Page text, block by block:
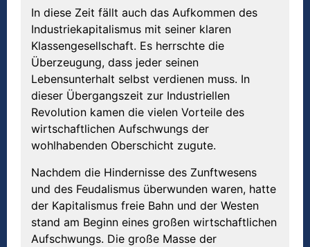
In diese Zeit fällt auch das Aufkommen des
Industriekapitalismus mit seiner klaren
Klassengesellschaft. Es herrschte die
Überzeugung, dass jeder seinen
Lebensunterhalt selbst verdienen muss. In
dieser Übergangszeit zur Industriellen
Revolution kamen die vielen Vorteile des
wirtschaftlichen Aufschwungs der
wohlhabenden Oberschicht zugute.
Nachdem die Hindernisse des Zunftwesens
und des Feudalismus überwunden waren, hatte
der Kapitalismus freie Bahn und der Westen
stand am Beginn eines großen wirtschaftlichen
Aufschwungs. Die große Masse der